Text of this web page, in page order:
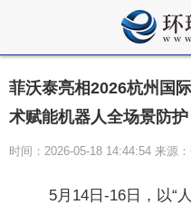
菲沃泰亮相2026杭州国
术赋能机器人全场景防护
时间：2026-05-18 14:44:54 来源
5月14日-16日，以“